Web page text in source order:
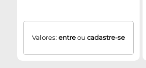
Valores: entreou cadastre-se